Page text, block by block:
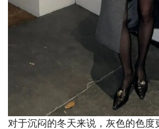
对于沉闷的冬天来说，灰色的色度